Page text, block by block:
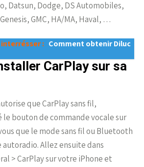
Datsun, Dodge, DS Automobiles,
GMC, HA/MA, Haval, …
: Comment obtenir Diluc
CarPlay sur sa
que CarPlay sans fil,
le bouton de commande vocale sur
que le mode sans fil ou Bluetooth
Allez ensuite dans
> CarPlay sur votre iPhone et